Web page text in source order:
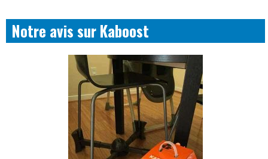
Notre avis sur Kaboost